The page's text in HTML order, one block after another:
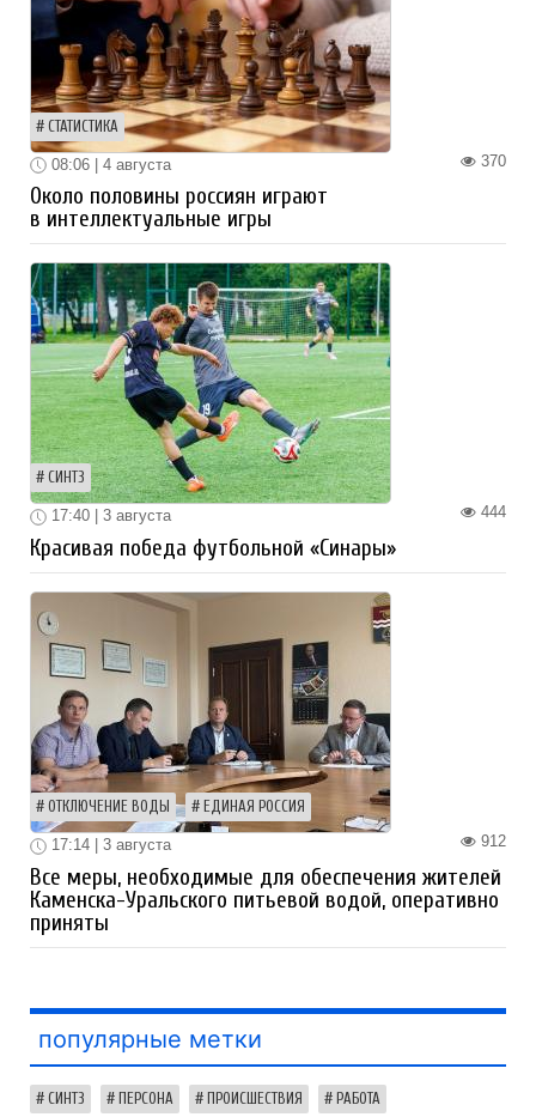
СТАТИСТИКА
370
08:06 | 4 августа
Около половины россиян играют
в интеллектуальные игры
СИНТЗ
444
17:40 | 3 августа
Красивая победа футбольной «Синары»
ОТКЛЮЧЕНИЕ ВОДЫ ЕДИНАЯ РОССИЯ
912
17:14 | 3 августа
Все меры, необходимые для обеспечения жителей
Каменска-Уральского питьевой водой, оперативно
приняты
популярные метки
СИНТЗ ПЕРСОНА ПРОИСШЕСТВИЯ РАБОТА